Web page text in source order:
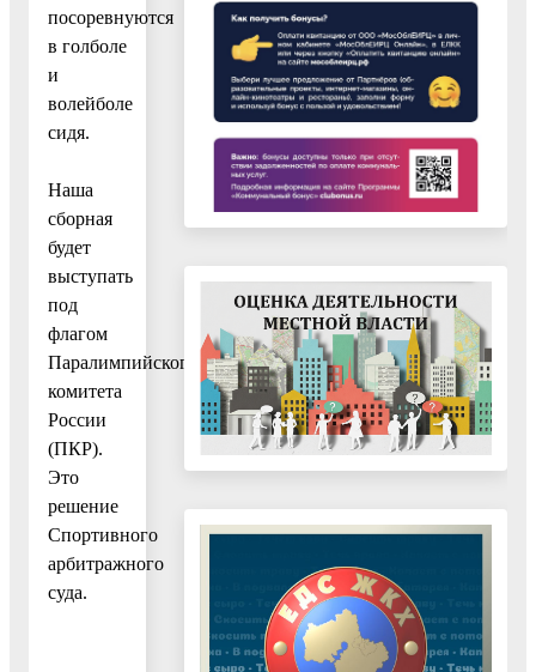
посоревнуются
в голболе
и
волейболе
сидя.
Наша
сборная
будет
выступать
под
флагом
Паралимпийского
комитета
России
(ПКР).
Это
решение
Спортивного
арбитражного
суда.